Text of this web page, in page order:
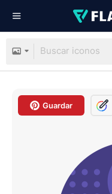
Guardar